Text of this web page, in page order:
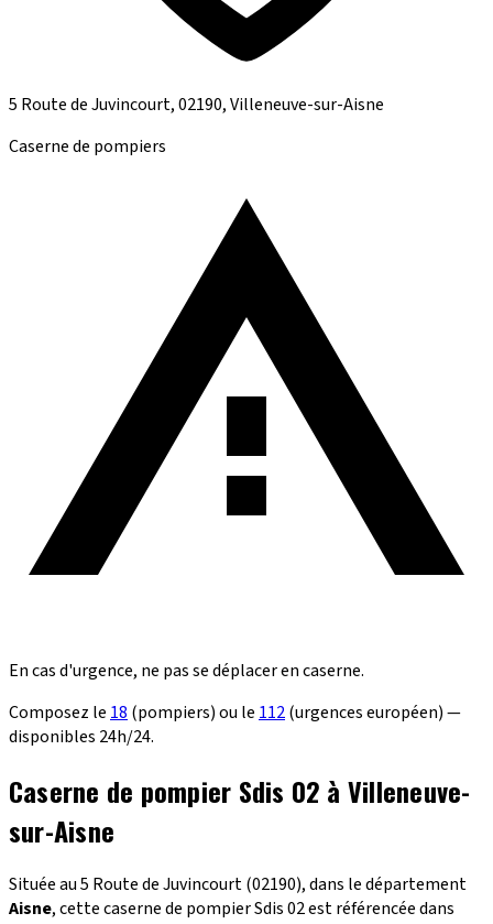
5 Route de Juvincourt, 02190, Villeneuve-sur-Aisne
Caserne de pompiers
En cas d'urgence, ne pas se déplacer en caserne.
Composez le 18 (pompiers) ou le 112(urgences européen) —
disponibles 24h/24.
Caserne de pompier Sdis 02 à Villeneuve-
sur-Aisne
Située au 5 Route de Juvincourt (02190), dans le département
Aisne, cette caserne de pompier Sdis 02 est référencée dans